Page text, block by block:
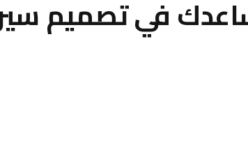
في تصميم